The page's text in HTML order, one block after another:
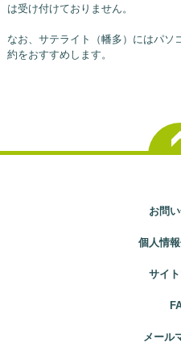
は受け付けておりません。
なお、サテライト（幡多）にはパソ
約をおすすめします。
お問
個人情
サイ
メール